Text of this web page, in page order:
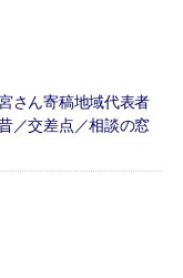
さん寄稿地域代表者
／交差点／相談の窓